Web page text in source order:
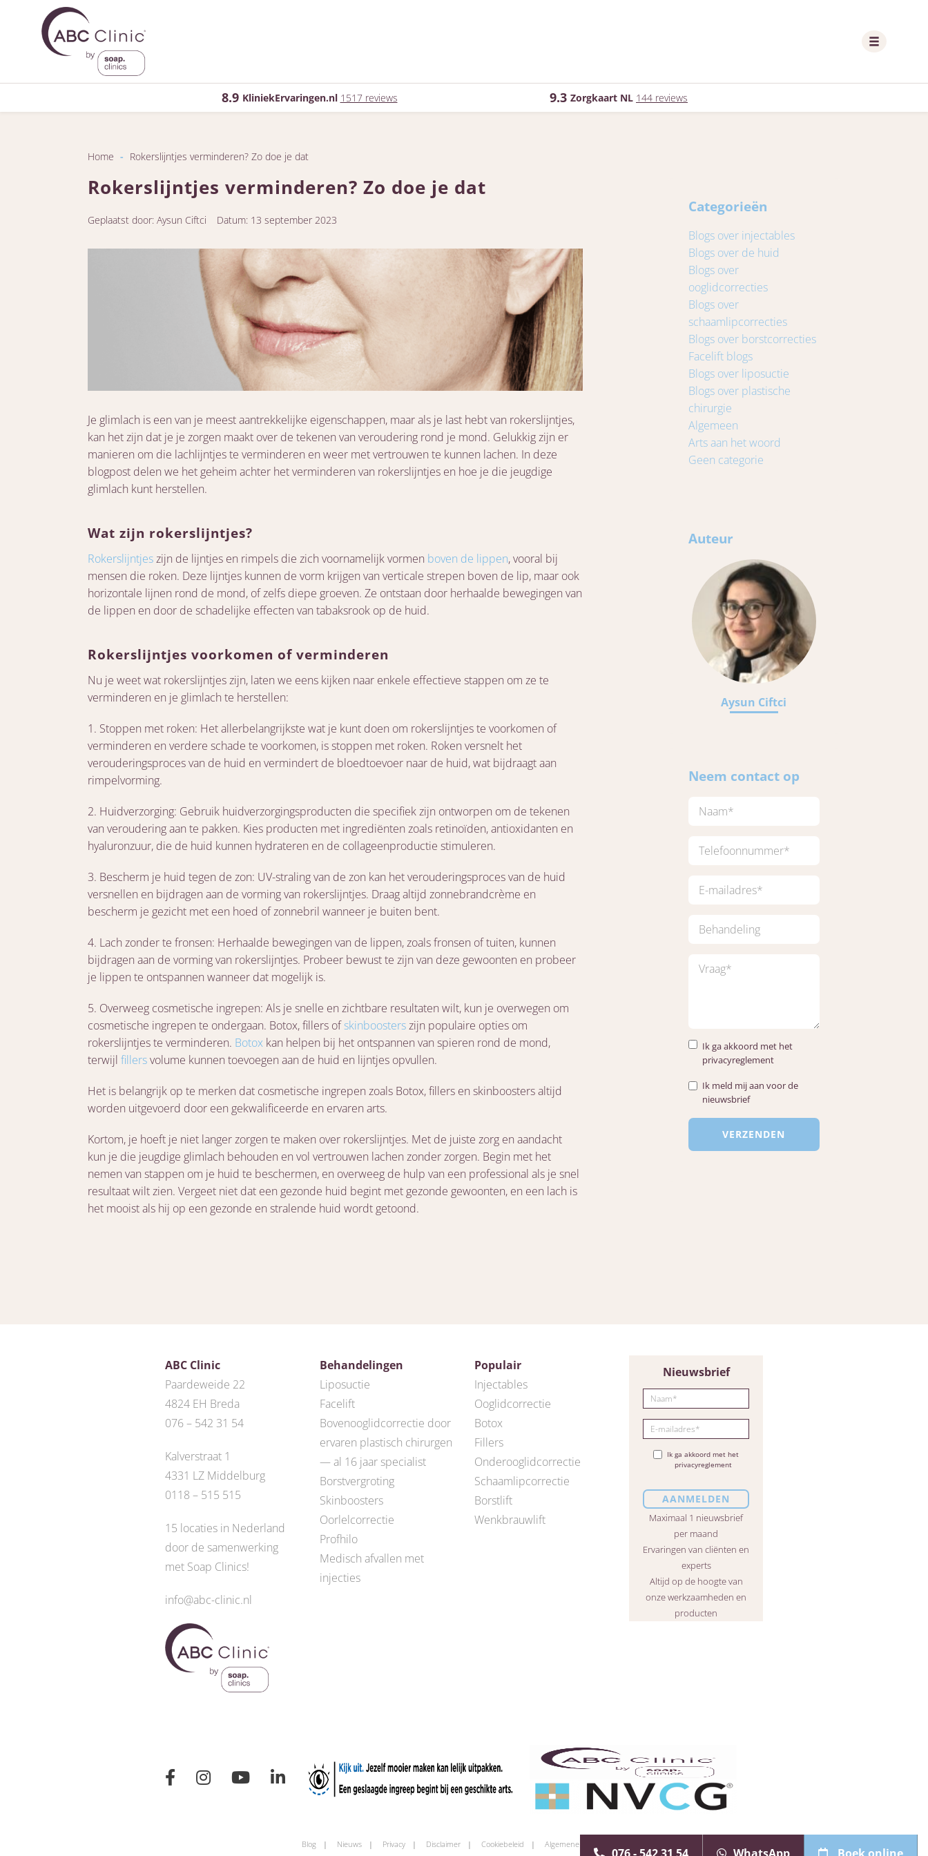
8.9 KliniekErvaringen.nl 1517 reviews 9.3 Zorgkaart NL 144 reviews
Home - Rokerslijntjes verminderen? Zo doe je dat
Rokerslijntjes verminderen? Zo doe je dat
Geplaatst door: Aysun Ciftci Datum: 13 september 2023
Je glimlach is een van je meest aantrekkelijke eigenschappen, maar als je last hebt van rokerslijntjes,
kan het zijn dat je je zorgen maakt over de tekenen van veroudering rond je mond. Gelukkig zijn er
manieren om die lachlijntjes te verminderen en weer met vertrouwen te kunnen lachen. In deze
blogpost delen we het geheim achter het verminderen van rokerslijntjes en hoe je die jeugdige
glimlach kunt herstellen.
Wat zijn rokerslijntjes?
Rokerslijntjeszijn de lijntjes en rimpels die zich voornamelijk vormen boven de lippen, vooral bij
mensen die roken. Deze lijntjes kunnen de vorm krijgen van verticale strepen boven de lip, maar ook
horizontale lijnen rond de mond, of zelfs diepe groeven. Ze ontstaan door herhaalde bewegingen van
de lippen en door de schadelijke effecten van tabaksrook op de huid.
Rokerslijntjes voorkomen of verminderen
Nu je weet wat rokerslijntjes zijn, laten we eens kijken naar enkele effectieve stappen om ze te
verminderen en je glimlach te herstellen:
1. Stoppen met roken: Het allerbelangrijkste wat je kunt doen om rokerslijntjes te voorkomen of
verminderen en verdere schade te voorkomen, is stoppen met roken. Roken versnelt het
verouderingsproces van de huid en vermindert de bloedtoevoer naar de huid, wat bijdraagt aan
rimpelvorming.
2. Huidverzorging: Gebruik huidverzorgingsproducten die specifiek zijn ontworpen om de tekenen
van veroudering aan te pakken. Kies producten met ingrediënten zoals retinoïden, antioxidanten en
hyaluronzuur, die de huid kunnen hydrateren en de collageenproductie stimuleren.
3. Bescherm je huid tegen de zon: UV-straling van de zon kan het verouderingsproces van de huid
versnellen en bijdragen aan de vorming van rokerslijntjes. Draag altijd zonnebrandcrème en
bescherm je gezicht met een hoed of zonnebril wanneer je buiten bent.
4. Lach zonder te fronsen: Herhaalde bewegingen van de lippen, zoals fronsen of tuiten, kunnen
bijdragen aan de vorming van rokerslijntjes. Probeer bewust te zijn van deze gewoonten en probeer
je lippen te ontspannen wanneer dat mogelijk is.
5. Overweeg cosmetische ingrepen: Als je snelle en zichtbare resultaten wilt, kun je overwegen om
cosmetische ingrepen te ondergaan. Botox, fillers ofskinboosterszijn populaire opties om
rokerslijntjes te verminderen. Botox kan helpen bij het ontspannen van spieren rond de mond,
terwijl fillersvolume kunnen toevoegen aan de huid en lijntjes opvullen.
Het is belangrijk op te merken dat cosmetische ingrepen zoals Botox, fillers en skinboosters altijd
worden uitgevoerd door een gekwalificeerde en ervaren arts.
Kortom, je hoeft je niet langer zorgen te maken over rokerslijntjes. Met de juiste zorg en aandacht
kun je die jeugdige glimlach behouden en vol vertrouwen lachen zonder zorgen. Begin met het
nemen van stappen om je huid te beschermen, en overweeg de hulp van een professional als je snel
resultaat wilt zien. Vergeet niet dat een gezonde huid begint met gezonde gewoonten, en een lach is
het mooist als hij op een gezonde en stralende huid wordt getoond.
Categorieën
Blogs over injectables
Blogs over de huid
Blogs over
ooglidcorrecties
Blogs over
schaamlipcorrecties
Blogs over borstcorrecties
Facelift blogs
Blogs over liposuctie
Blogs over plastische
chirurgie
Algemeen
Arts aan het woord
Geen categorie
Auteur
Aysun Ciftci
Neem contact op
Ik ga akkoord met het
privacyreglement
Ik meld mij aan voor de
nieuwsbrief
ABC Clinic
Paardeweide 22
4824 EH Breda
076 – 542 31 54
Kalverstraat 1
4331 LZ Middelburg
0118 – 515 515
15 locaties in Nederland
door de samenwerking
met Soap Clinics!
info@abc-clinic.nl
Behandelingen
Liposuctie
Facelift
Bovenooglidcorrectie door
ervaren plastisch chirurgen
— al 16 jaar specialist
Borstvergroting
Skinboosters
Oorlelcorrectie
Profhilo
Medisch afvallen met
injecties
Populair
Injectables
Ooglidcorrectie
Botox
Fillers
Onderooglidcorrectie
Schaamlipcorrectie
Borstlift
Wenkbrauwlift
Nieuwsbrief
Ik ga akkoord met het
privacyreglement
Maximaal 1 nieuwsbrief
per maand
Ervaringen van cliënten en
experts
Altijd op de hoogte van
onze werkzaamheden en
producten
Blog Nieuws Privacy Disclaimer Cookiebeleid Algemene voorwaarden